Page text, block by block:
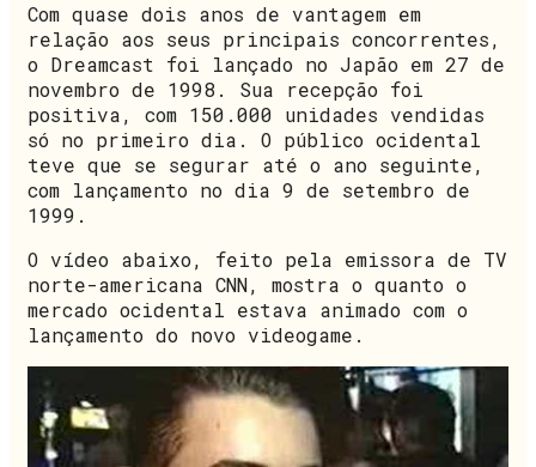
Com quase dois anos de vantagem em
relação aos seus principais concorrentes,
o Dreamcast foi lançado no Japão em 27 de
novembro de 1998. Sua recepção foi
positiva, com 150.000 unidades vendidas
só no primeiro dia. O público ocidental
teve que se segurar até o ano seguinte,
com lançamento no dia 9 de setembro de
1999.
O vídeo abaixo, feito pela emissora de TV
norte-americana CNN, mostra o quanto o
mercado ocidental estava animado com o
lançamento do novo videogame.